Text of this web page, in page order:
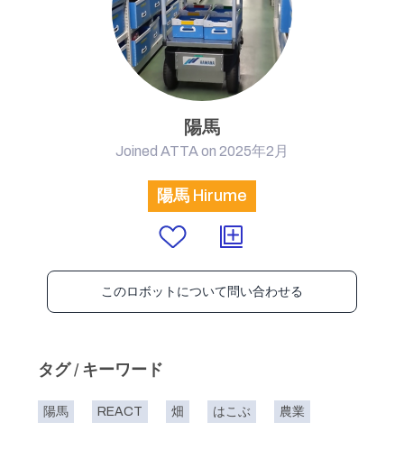
陽馬
Joined ATTA on 2025年2月
陽馬 Hirume
このロボットについて問い合わせる
タグ / キーワード
陽馬 REACT 畑 はこぶ 農業